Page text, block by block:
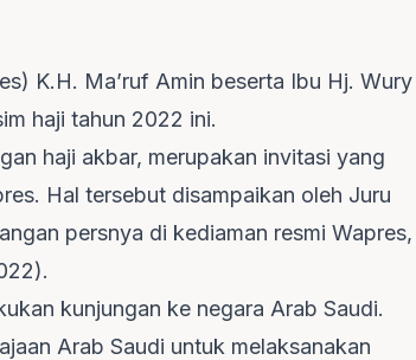
K.H. Ma’ruf Amin beserta Ibu Hj. Wury
haji tahun 2022 ini.
haji akbar, merupakan invitasi yang
Hal tersebut disampaikan oleh Juru
persnya di kediaman resmi Wapres,
kunjungan ke negara Arab Saudi.
Arab Saudi untuk melaksanakan